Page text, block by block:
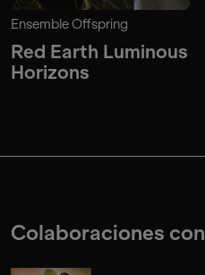
Ensemble Offspring
Red Earth Luminous
Horizons
Colaboraciones con